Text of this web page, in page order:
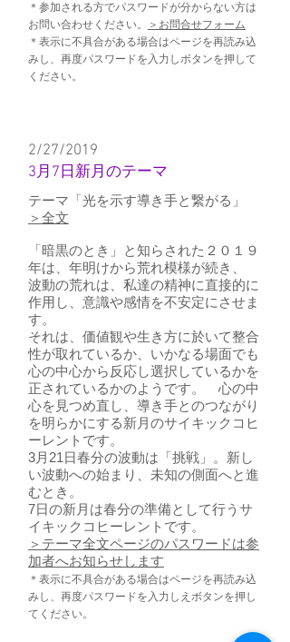
＊参加される方でパスワードが分からない方は
お問い合わせください。
＞お問合せフォーム
＊表示に不具合がある場合はページを再読み込
みし、再度パスワードを入力しボタンを押して
ください。
2/27/2019
3月7日新月のテーマ
テーマ「光を示す導き手と繋がる」
＞全文
「暗黒のとき」と知らされた２０１９
年は、年明けから荒れ模様が続き、
波動の荒れは、私達の精神に直接的に
作用し、意識や感情を不安定にさせま
す。
それは、価値観や生き方に於いて整合
性が取れているか、いかなる場面でも
心の中心から反応し選択しているかを
正されているかのようです。 心の中
心を見つめ直し、導き手とのつながり
を明らかにする新月のサイキックコヒ
ーレントです。
3月21日春分の波動は「挑戦」。新し
い波動への始まり、未知の側面へと進
むとき。
7日の新月は春分の準備として行うサ
イキックコヒーレントです。
＞テーマ全文ページのパスワードは参
加者へお知らせします
＊表示に不具合がある場合はページを再読み込
みし、再度パスワードを入力しえボタンを押し
てください。